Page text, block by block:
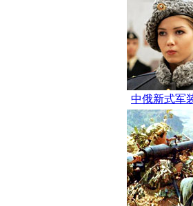
中俄新式军